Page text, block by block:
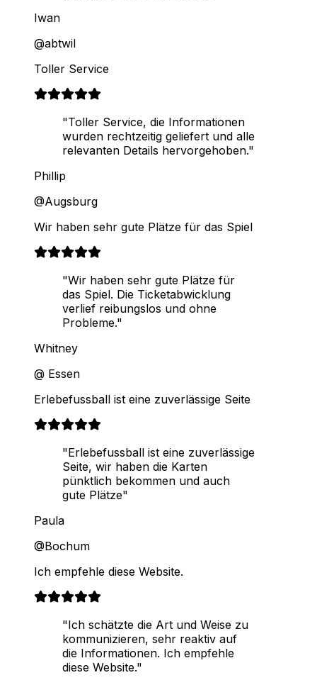
Iwan
@abtwil
Toller Service
"Toller Service, die Informationen
wurden rechtzeitig geliefert und alle
relevanten Details hervorgehoben."
Phillip
@Augsburg
Wir haben sehr gute Plätze für das Spiel
"Wir haben sehr gute Plätze für
das Spiel. Die Ticketabwicklung
verlief reibungslos und ohne
Probleme."
Whitney
@ Essen
Erlebefussball ist eine zuverlässige Seite
"Erlebefussball ist eine zuverlässige
Seite, wir haben die Karten
pünktlich bekommen und auch
gute Plätze"
Paula
@Bochum
Ich empfehle diese Website.
"Ich schätzte die Art und Weise zu
kommunizieren, sehr reaktiv auf
die Informationen. Ich empfehle
diese Website."